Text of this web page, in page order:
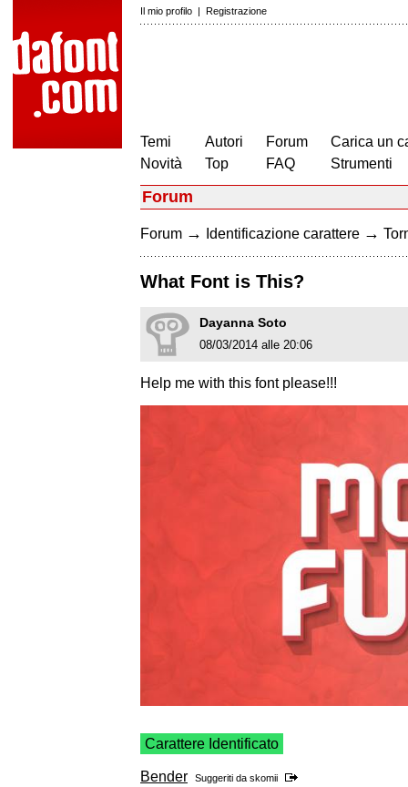
Il mio profilo | Registrazione
Temi
Novità
Autori
Top
Forum
FAQ
Carica un
Strumenti
Forum
Forum → Identificazione carattere →
What Font is This?
Dayanna Soto
08/03/2014 alle 20:06
Help me with this font please!!!
Carattere Identificato
Bender Suggeriti da skomii